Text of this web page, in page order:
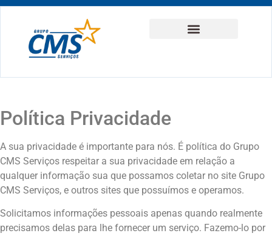
Política Privacidade
A sua privacidade é importante para nós. É política do Grupo
CMS Serviços respeitar a sua privacidade em relação a
qualquer informação sua que possamos coletar no site Grupo
CMS Serviços, e outros sites que possuímos e operamos.
Solicitamos informações pessoais apenas quando realmente
precisamos delas para lhe fornecer um serviço. Fazemo-lo por